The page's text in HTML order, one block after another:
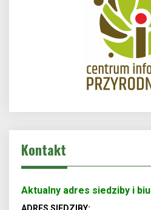
Kontakt
Aktualny adres siedziby i